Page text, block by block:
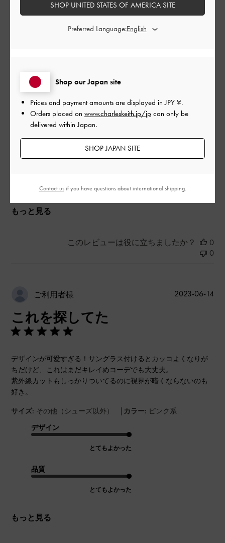
ご利用者様
あまりないデザインで、一目惚れして購入しました。
愛用しようと思います！
サイズ: その他（シューズ以外） |カラー: ブラウン系
デザイン
もっと見る
2023-07-24
このレビューは役に立ちましたか？
0
0
ご利用者様
これを探してた
デザインが可愛すぎる！サングラス付けるとカッコよくなりが
ちだけど、これはまだキレイめコーデでも大丈夫。
紫外線カットもしっかりついてるのに視界が暗くならないのも
好き。
サイズ: その他（シューズ以外） | カラー: ピンク系
デザイン
とてもよかった
品質
とてもよかった
もっと見る
公
2023-06-14
Shop our Japan site
Prices and payment amounts are displayed inJPY ¥.
Orders placed on www.charleskeith.jp/jp can only be
delivered within Japan.
SHOP JAPAN SITE
SHOP UNITED STATES OF AMERICA SITE
Preferred Language:
Contact usif you have questions about international shipping.